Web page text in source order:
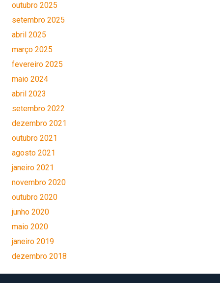
outubro 2025
setembro 2025
abril 2025
março 2025
fevereiro 2025
maio 2024
abril 2023
setembro 2022
dezembro 2021
outubro 2021
agosto 2021
janeiro 2021
novembro 2020
outubro 2020
junho 2020
maio 2020
janeiro 2019
dezembro 2018